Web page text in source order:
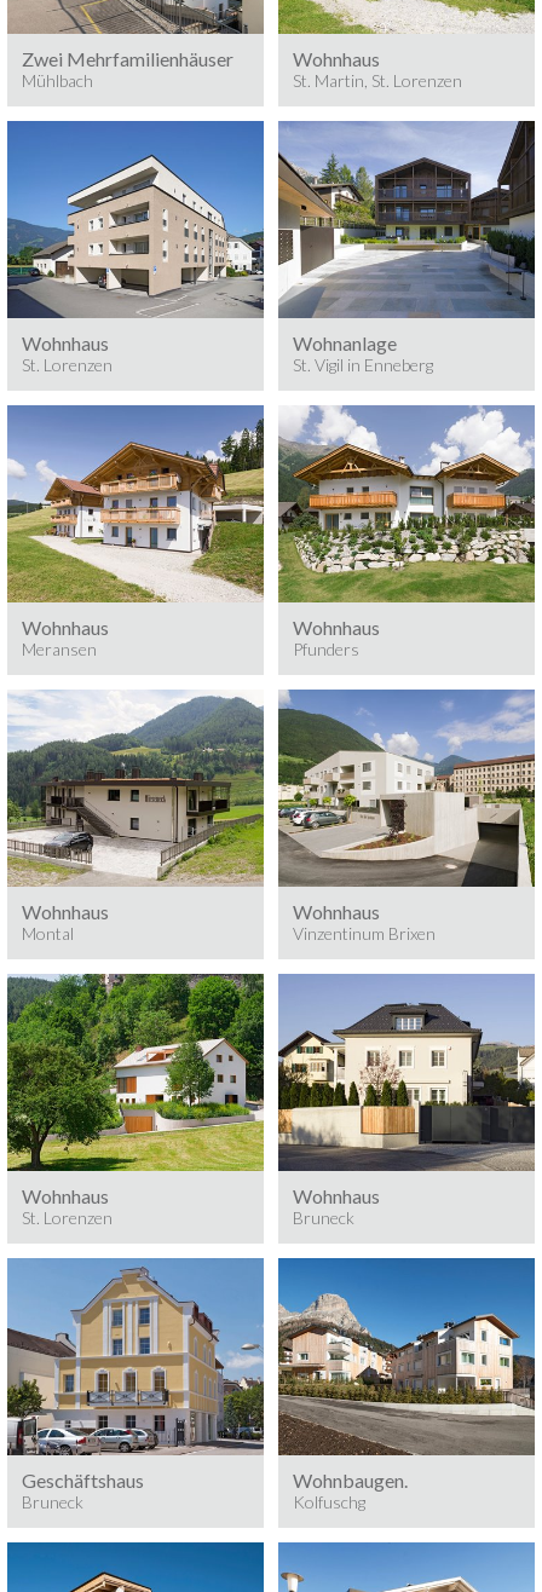
Zwei Mehrfamilienhäuser
Mühlbach
Wohnhaus
St. Martin, St. Lorenzen
Wohnhaus
St. Lorenzen
Baumeisterarbeiten
ST. LORENZEN
Wohnanlage
St. Vigil in Enneberg
FLORALP
Baumeisterarbeiten 2019
Wohnhaus
Meransen
Meransen
Rohbau
Bauzeit: 20.09.17 –
31.10.17
Bauvolumen: 1.572 m 3
Wohnhaus
Pfunders
Baumeisterarbeiten 2018
Wohnhaus
Montal
Baumeisterarbeiten 2018
Wohnhaus
Vinzentinum Brixen
Baumeisterarbeiten 2018
Wohnhaus
St. Lorenzen
St. Lorenzen
Baumeisterarbeiten 2017
Wohnhaus
Bruneck
Bruneck
Baumeisterarbeiten, 2017
Geschäftshaus
Bruneck
Bruneck
Baumeisterarbeiten, 2011
Wohnbaugen.
Kolfuschg
Kolfuschg
Baumeisterarbeiten,
Bauzeit: 12 Monate
Bauvolumen: 7.420 m